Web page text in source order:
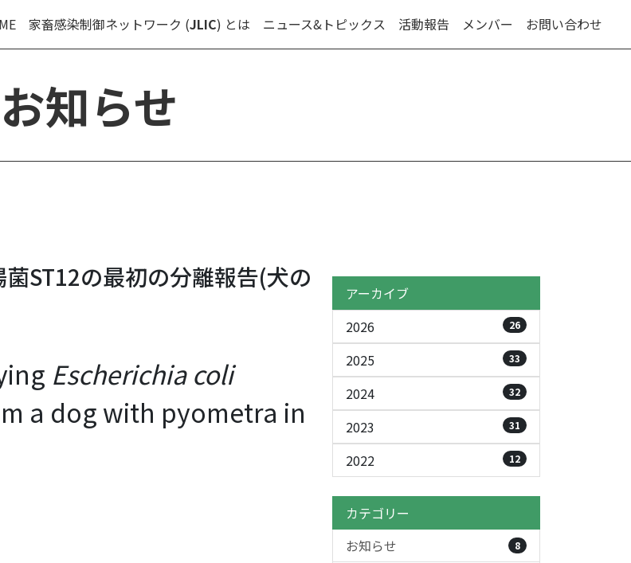
家畜感染制御ネットワーク (JLIC) とは ニュース&トピックス 活動報告 メンバー お問い合わせ
お知らせ
ST12の最初の分離報告(犬の
Escherichia coli
a dog with pyometra in
アーカイブ
2026
26
2025 33
2024 32
2023 31
2022 12
カテゴリー
お知らせ
8